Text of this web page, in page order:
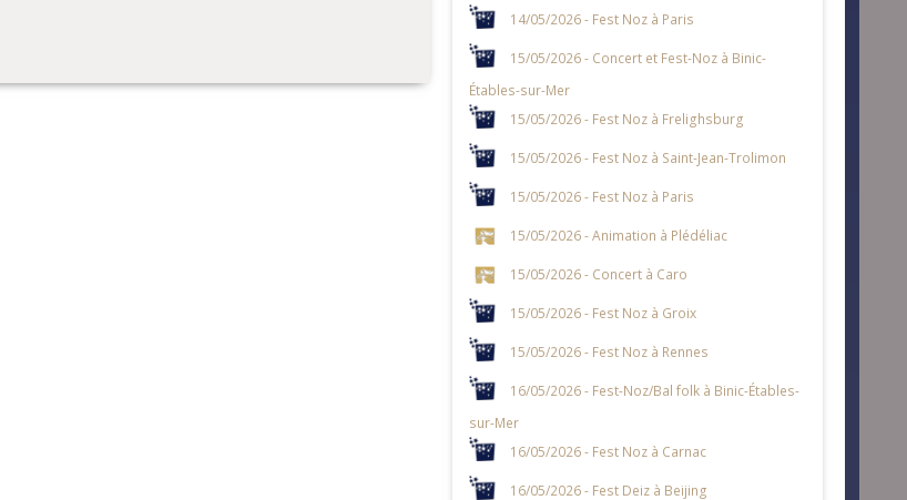
14/05/2026 - Fest Noz à Paris
15/05/2026 - Concert et Fest-Noz à Binic-
Étables-sur-Mer
15/05/2026 - Fest Noz à Frelighsburg
15/05/2026 - Fest Noz à Saint-Jean-Trolimon
15/05/2026 - Fest Noz à Paris
15/05/2026 - Animation à Plédéliac
15/05/2026 - Concert à Caro
15/05/2026 - Fest Noz à Groix
15/05/2026 - Fest Noz à Rennes
16/05/2026 - Fest-Noz/Bal folk à Binic-Étables-
sur-Mer
16/05/2026 - Fest Noz à Carnac
16/05/2026 - Fest Deiz à Beijing